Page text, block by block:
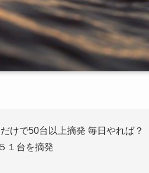
けで50台以上摘発 毎日やれば？
１台を摘発